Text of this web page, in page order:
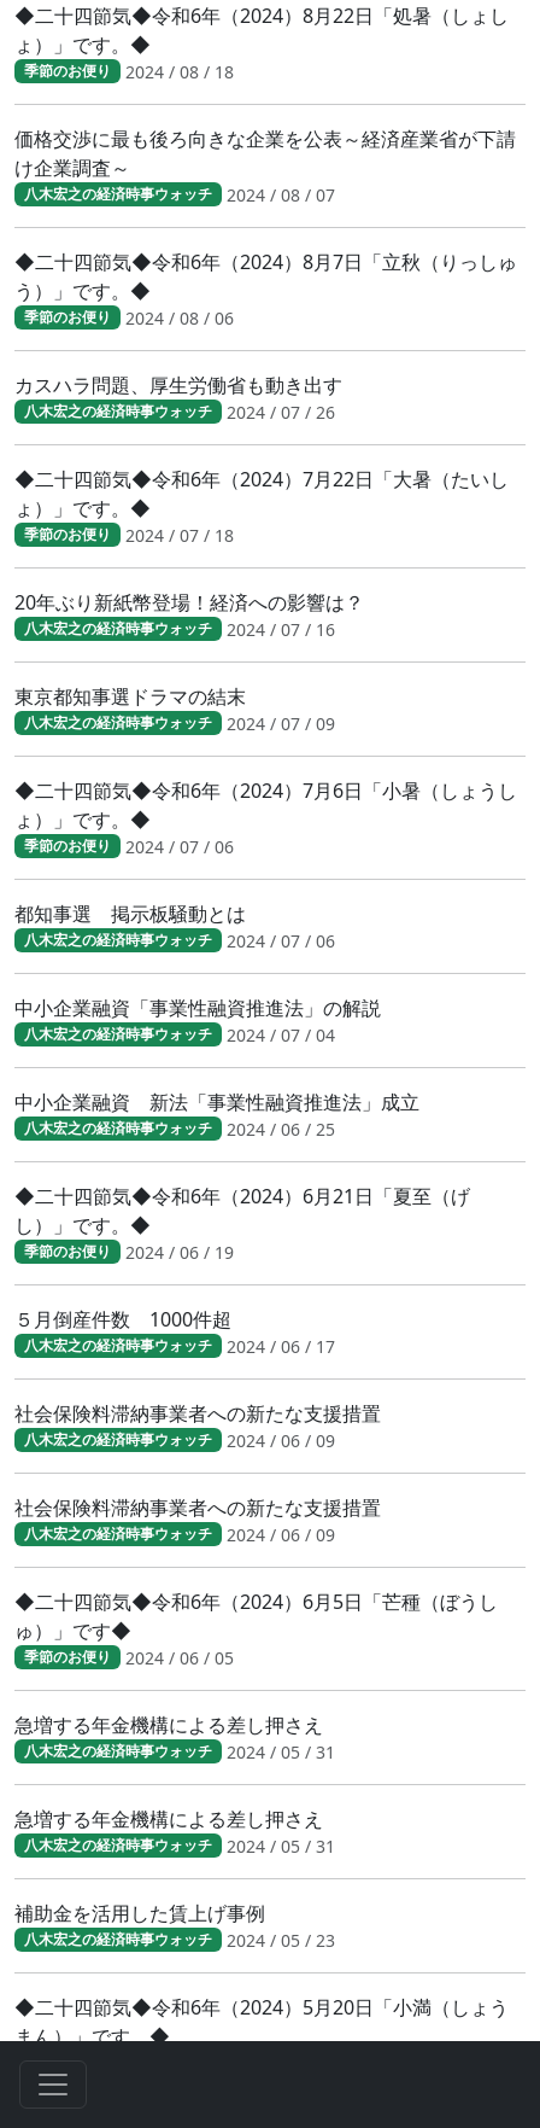
◆二十四節気◆令和6年（2024）8月22日「処暑（しょし
ょ）」です。◆
季節のお便り 2024 / 08 / 18
価格交渉に最も後ろ向きな企業を公表～経済産業省が下請
け企業調査～
八木宏之の経済時事ウォッチ 2024 / 08 / 07
◆二十四節気◆令和6年（2024）8月7日「立秋（りっしゅ
う）」です。◆
季節のお便り 2024 / 08 / 06
カスハラ問題、厚生労働省も動き出す
八木宏之の経済時事ウォッチ 2024 / 07 / 26
◆二十四節気◆令和6年（2024）7月22日「大暑（たいし
ょ）」です。◆
季節のお便り 2024 / 07 / 18
20年ぶり新紙幣登場！経済への影響は？
八木宏之の経済時事ウォッチ 2024 / 07 / 16
東京都知事選ドラマの結末
八木宏之の経済時事ウォッチ 2024 / 07 / 09
◆二十四節気◆令和6年（2024）7月6日「小暑（しょうし
ょ）」です。◆
季節のお便り 2024 / 07 / 06
都知事選 掲示板騒動とは
八木宏之の経済時事ウォッチ 2024 / 07 / 06
中小企業融資「事業性融資推進法」の解説
八木宏之の経済時事ウォッチ 2024 / 07 / 04
中小企業融資 新法「事業性融資推進法」成立
八木宏之の経済時事ウォッチ 2024 / 06 / 25
◆二十四節気◆令和6年（2024）6月21日「夏至（げ
し）」です。◆
季節のお便り 2024 / 06 / 19
５月倒産件数 1000件超
八木宏之の経済時事ウォッチ 2024 / 06 / 17
社会保険料滞納事業者への新たな支援措置
八木宏之の経済時事ウォッチ 2024 / 06 / 09
社会保険料滞納事業者への新たな支援措置
八木宏之の経済時事ウォッチ 2024 / 06 / 09
◆二十四節気◆令和6年（2024）6月5日「芒種（ぼうし
ゅ）」です◆
季節のお便り 2024 / 06 / 05
急増する年金機構による差し押さえ
八木宏之の経済時事ウォッチ 2024 / 05 / 31
急増する年金機構による差し押さえ
八木宏之の経済時事ウォッチ 2024 / 05 / 31
補助金を活用した賃上げ事例
八木宏之の経済時事ウォッチ 2024 / 05 / 23
◆二十四節気◆令和6年（2024）5月20日「小満（しょう
まん）」です。◆